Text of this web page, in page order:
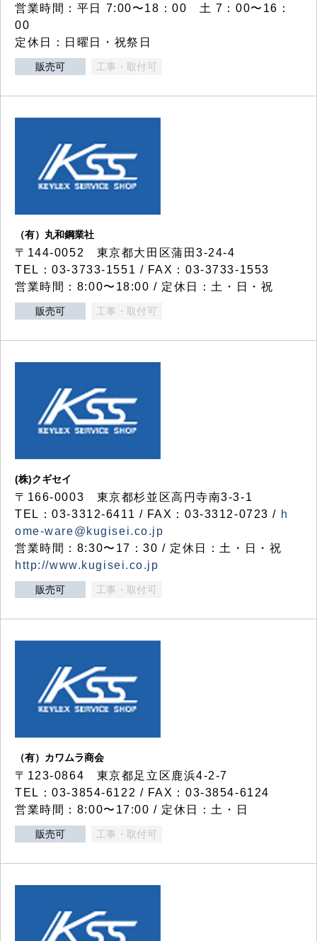
営業時間：平日 7:00〜18：00 土 7：00〜16：
00
定休日：日曜日・祝祭日
販売可 工事・取付可
（有）丸和鋼業社
〒144-0052 東京都大田区蒲田3-24-4
TEL：03-3733-1551 / FAX：03-3733-1553
営業時間：8:00〜18:00 / 定休日：土・日・祝
販売可 工事・取付可
(株)クギセイ
〒166-0003 東京都杉並区高円寺南3-3-1
TEL：03-3312-6411 / FAX：03-3312-0723 / h
ome-ware@kugisei.co.jp
営業時間：8:30〜17：30 / 定休日：土・日・祝
http://www.kugisei.co.jp
販売可 工事・取付可
（有）カワムラ商会
〒123-0864 東京都足立区鹿浜4-2-7
TEL：03-3854-6122 / FAX：03-3854-6124
営業時間：8:00〜17:00 / 定休日：土・日
販売可 工事・取付可